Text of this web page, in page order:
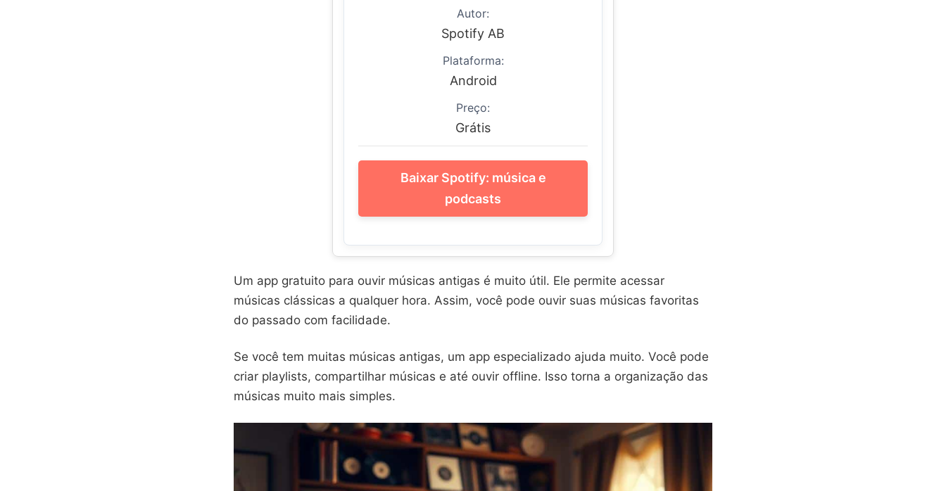
Autor:
Spotify AB
Plataforma:
Android
Preço:
Grátis
Baixar Spotify: música e
podcasts
Um app gratuito para ouvir músicas antigas é muito útil. Ele permite acessar
músicas clássicas a qualquer hora. Assim, você pode ouvir suas músicas favoritas
do passado com facilidade.
Se você tem muitas músicas antigas, um app especializado ajuda muito. Você pode
criar playlists, compartilhar músicas e até ouvir offline. Isso torna a organização das
músicas muito mais simples.